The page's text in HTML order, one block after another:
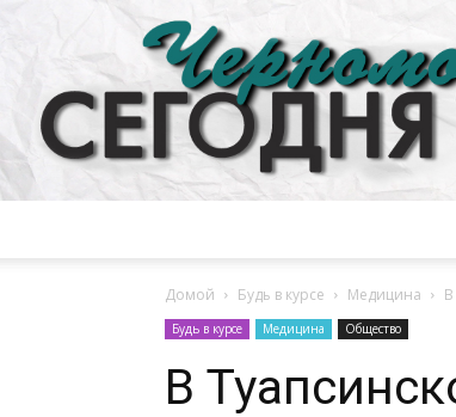
Домой Будь в курсе Медицина
Будь в курсе Медицина Общество
В